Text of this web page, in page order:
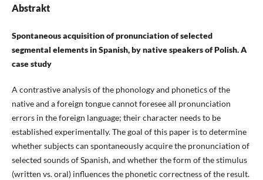
Abstrakt
Spontaneous acquisition of pronunciation of selected
segmental elements in Spanish, by native speakers of Polish. A
case study
A contrastive analysis of the phonology and phonetics of the
native and a foreign tongue cannot foresee all pronunciation
errors in the foreign language; their character needs to be
established experimentally. The goal of this paper is to determine
whether subjects can spontaneously acquire the pronunciation of
selected sounds of Spanish, and whether the form of the stimulus
(written vs. oral) influences the phonetic correctness of the result.